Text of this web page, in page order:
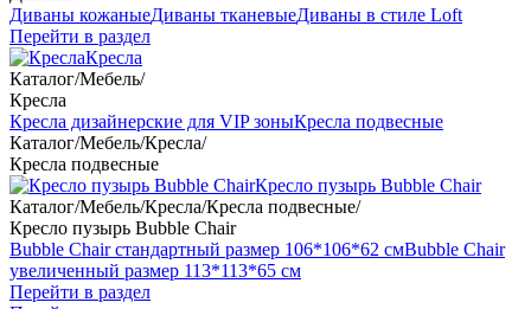
Диваны кожаныеДиваны тканевыеДиваны в стиле Loft
Перейти в раздел
Кресла
Каталог/Мебель/
Кресла
Кресла дизайнерские для VIP зоныКресла подвесные
Каталог/Мебель/Кресла/
Кресла подвесные
Кресло пузырь Bubble Chair
Каталог/Мебель/Кресла/Кресла подвесные/
Кресло пузырь Bubble Chair
Bubble Chair стандартный размер 106*106*62 смBubble Chair
увеличенный размер 113*113*65 см
Перейти в раздел